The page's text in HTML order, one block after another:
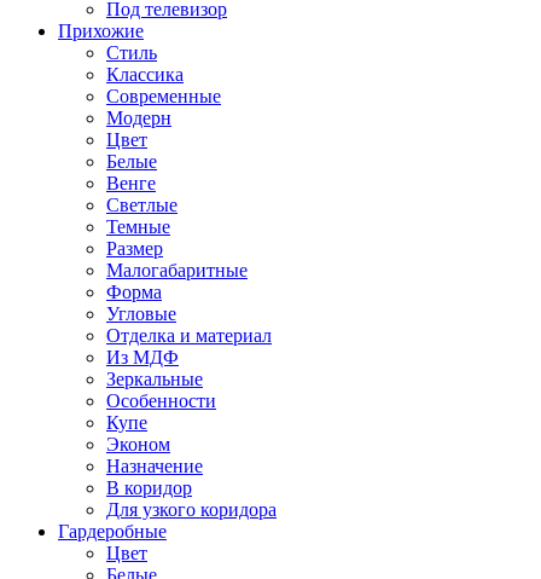
Под телевизор
Прихожие
Стиль
Классика
Современные
Модерн
Цвет
Белые
Венге
Светлые
Темные
Размер
Малогабаритные
Форма
Угловые
Отделка и материал
Из МДФ
Зеркальные
Особенности
Купе
Эконом
Назначение
В коридор
Для узкого коридора
Гардеробные
Цвет
Белые